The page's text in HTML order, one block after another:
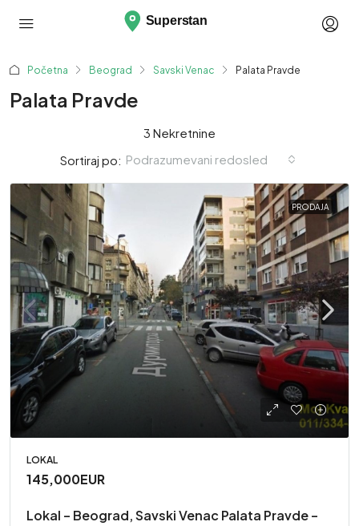
Početna Beograd Savski Venac Palata Pravde
Palata Pravde
3 Nekretnine
Sortiraj po: Podrazumevani redosled
PRODAJA
LOKAL
145,000EUR
Lokal – Beograd, Savski Venac Palata Pravde –